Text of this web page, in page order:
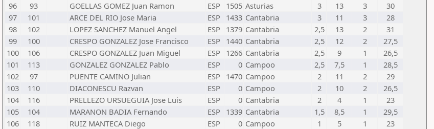
96
93 GOELLAS GOMEZ Juan Ramon ESP 1505 Asturias 3 13 3
30
97
101 ARCE DEL RIO Jose Maria ESP 1433 Cantabria 3 11 3
28
98
102 LOPEZ SANCHEZ Manuel Angel ESP 1379 Cantabria 2,5 13 2
31
99
100 CRESPO GONZALEZ Jose Francisco ESP 1440 Cantabria 2,5 12 2
27,5
100
106 CRESPO GONZALEZ Juan Miguel ESP 1266 Cantabria 2,5 9 1
26,5
101
113 GONZALEZ GONZALEZ Pablo ESP 0 Campoo 2,5 7,5 1
28,5
102
97 PUENTE CAMINO Julian ESP 1470 Campoo 2 11 2
29
103
110 DIACONESCU Razvan ESP 0 Campoo 2 10 2
26,5
104
116 PRELLEZO URSUEGUIA Jose Luis ESP 0 Cantabria 2 4 1
23
105
104 MARANON BADIA Fernando ESP 1339 Cantabria 1,5 8,5 1
29,5
106
118 RUIZ MANTECA Diego ESP 0 Campoo 1 5 1
23